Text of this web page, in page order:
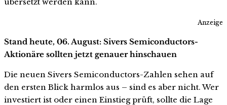
Anzeige
Stand heute, 06. August: Sivers Semiconductors-
Aktionäre sollten jetzt genauer hinschauen
Die neuen Sivers Semiconductors-Zahlen sehen auf
den ersten Blick harmlos aus – sind es aber nicht. Wer
investiert ist oder einen Einstieg prüft, sollte die Lage